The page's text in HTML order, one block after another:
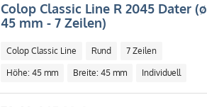
Colop Classic Line R 2045 Dater (ø
45 mm - 7 Zeilen)
Colop Classic Line Rund 7 Zeilen
Höhe: 45 mm Breite: 45 mm Individuell